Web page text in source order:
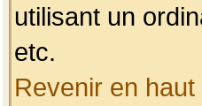
utilisant un
etc.
Revenir en